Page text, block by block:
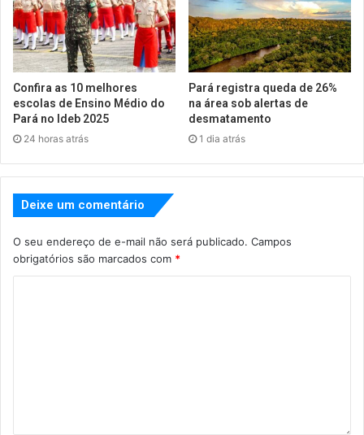
Confira as 10 melhores
escolas de Ensino Médio do
Pará no Ideb 2025
24 horas atrás
Pará registra queda de 26%
na área sob alertas de
desmatamento
1 dia atrás
Deixe um comentário
O seu endereço de e-mail não será publicado. Campos
obrigatórios são marcados com *